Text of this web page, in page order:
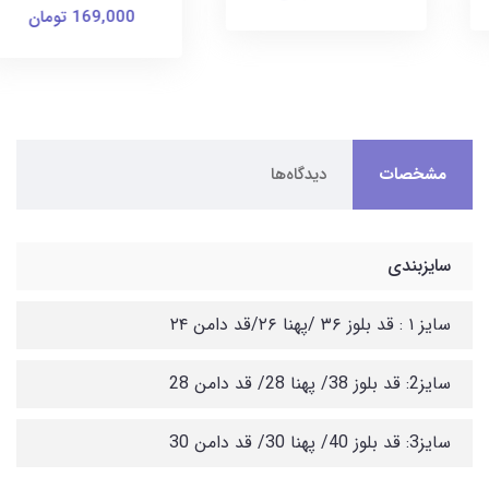
169,000 تومان
مشخصات دیدگاه‌ها
سایزبندی
سایز ۱ : قد بلوز ۳۶ /پهنا ۲۶/قد دامن ۲۴
سایز2: قد بلوز 38/ پهنا 28/ قد دامن 28
سایز3: قد بلوز 40/ پهنا 30/ قد دامن 30